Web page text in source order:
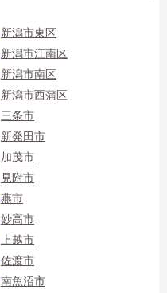
新潟市東区
新潟市江南区
新潟市南区
新潟市西蒲区
三条市
新発田市
加茂市
見附市
燕市
妙高市
上越市
佐渡市
南魚沼市